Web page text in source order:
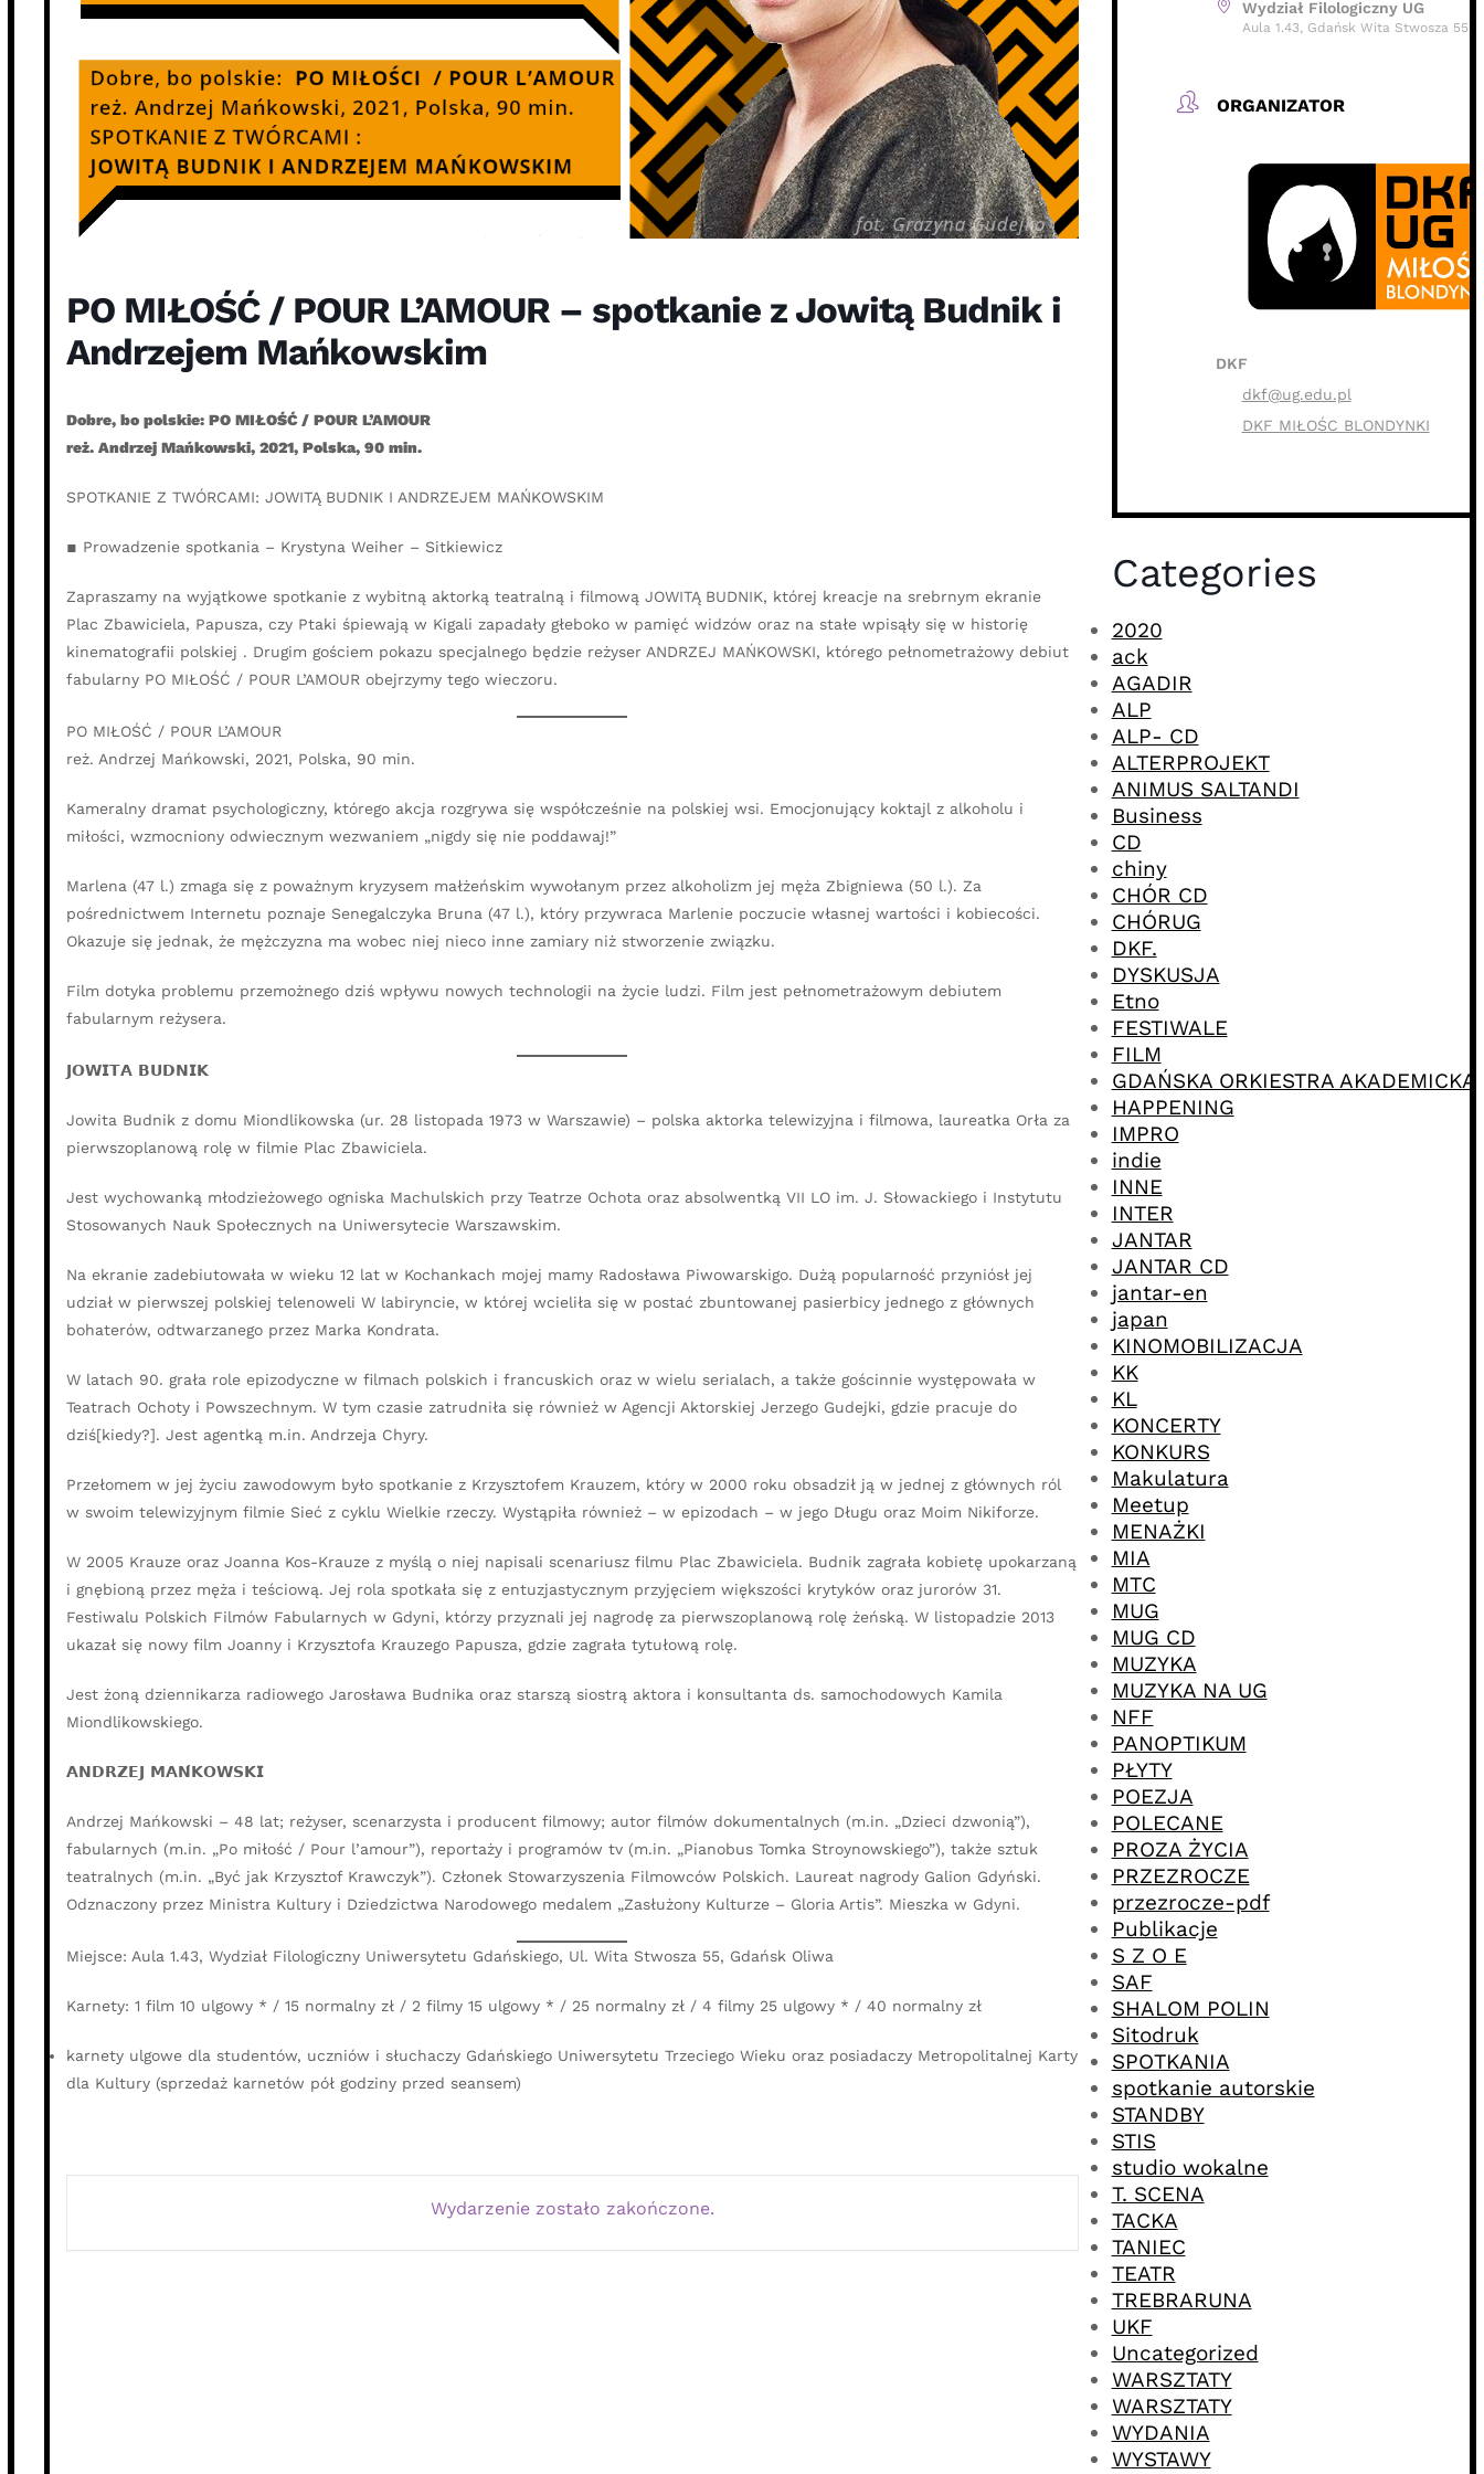
PO MIŁOŚĆ / POUR L’AMOUR – spotkanie z Jowitą Budnik i
Andrzejem Mańkowskim
Dobre, bo polskie: PO MIŁOŚĆ / POUR L’AMOUR
reż. Andrzej Mańkowski, 2021, Polska, 90 min.
SPOTKANIE Z TWÓRCAMI: JOWITĄ BUDNIK I ANDRZEJEM MAŃKOWSKIM
▪ Prowadzenie spotkania – Krystyna Weiher – Sitkiewicz
Zapraszamy na wyjątkowe spotkanie z wybitną aktorką teatralną i filmową JOWITĄ BUDNIK, której kreacje na srebrnym ekranie
Plac Zbawiciela, Papusza, czy Ptaki śpiewają w Kigali zapadały głeboko w pamięć widzów oraz na stałe wpisąły się w historię
kinematografii polskiej . Drugim gościem pokazu specjalnego będzie reżyser ANDRZEJ MAŃKOWSKI, którego pełnometrażowy debiut
fabularny PO MIŁOŚĆ / POUR L’AMOUR obejrzymy tego wieczoru.
PO MIŁOŚĆ / POUR L’AMOUR
reż. Andrzej Mańkowski, 2021, Polska, 90 min.
Kameralny dramat psychologiczny, którego akcja rozgrywa się współcześnie na polskiej wsi. Emocjonujący koktajl z alkoholu i
miłości, wzmocniony odwiecznym wezwaniem „nigdy się nie poddawaj!”
Marlena (47 l.) zmaga się z poważnym kryzysem małżeńskim wywołanym przez alkoholizm jej męża Zbigniewa (50 l.). Za
pośrednictwem Internetu poznaje Senegalczyka Bruna (47 l.), który przywraca Marlenie poczucie własnej wartości i kobiecości.
Okazuje się jednak, że mężczyzna ma wobec niej nieco inne zamiary niż stworzenie związku.
Film dotyka problemu przemożnego dziś wpływu nowych technologii na życie ludzi. Film jest pełnometrażowym debiutem
fabularnym reżysera.
𝗝𝗢𝗪𝗜𝗧𝗔 𝗕𝗨𝗗𝗡𝗜𝗞
Jowita Budnik z domu Miondlikowska (ur. 28 listopada 1973 w Warszawie) – polska aktorka telewizyjna i filmowa, laureatka Orła za
pierwszoplanową rolę w filmie Plac Zbawiciela.
Jest wychowanką młodzieżowego ogniska Machulskich przy Teatrze Ochota oraz absolwentką VII LO im. J. Słowackiego i Instytutu
Stosowanych Nauk Społecznych na Uniwersytecie Warszawskim.
Na ekranie zadebiutowała w wieku 12 lat w Kochankach mojej mamy Radosława Piwowarskigo. Dużą popularność przyniósł jej
udział w pierwszej polskiej telenoweli W labiryncie, w której wcieliła się w postać zbuntowanej pasierbicy jednego z głównych
bohaterów, odtwarzanego przez Marka Kondrata.
W latach 90. grała role epizodyczne w filmach polskich i francuskich oraz w wielu serialach, a także gościnnie występowała w
Teatrach Ochoty i Powszechnym. W tym czasie zatrudniła się również w Agencji Aktorskiej Jerzego Gudejki, gdzie pracuje do
dziś[kiedy?]. Jest agentką m.in. Andrzeja Chyry.
Przełomem w jej życiu zawodowym było spotkanie z Krzysztofem Krauzem, który w 2000 roku obsadził ją w jednej z głównych ról
w swoim telewizyjnym filmie Sieć z cyklu Wielkie rzeczy. Wystąpiła również – w epizodach – w jego Długu oraz Moim Nikiforze.
W 2005 Krauze oraz Joanna Kos-Krauze z myślą o niej napisali scenariusz filmu Plac Zbawiciela. Budnik zagrała kobietę upokarzaną
i gnębioną przez męża i teściową. Jej rola spotkała się z entuzjastycznym przyjęciem większości krytyków oraz jurorów 31.
Festiwalu Polskich Filmów Fabularnych w Gdyni, którzy przyznali jej nagrodę za pierwszoplanową rolę żeńską. W listopadzie 2013
ukazał się nowy film Joanny i Krzysztofa Krauzego Papusza, gdzie zagrała tytułową rolę.
Jest żoną dziennikarza radiowego Jarosława Budnika oraz starszą siostrą aktora i konsultanta ds. samochodowych Kamila
Miondlikowskiego.
𝗔𝗡𝗗𝗥𝗭𝗘𝗝 𝗠𝗔𝗡́𝗞𝗢𝗪𝗦𝗞𝗜
Andrzej Mańkowski – 48 lat; reżyser, scenarzysta i producent filmowy; autor filmów dokumentalnych (m.in. „Dzieci dzwonią”),
fabularnych (m.in. „Po miłość / Pour l’amour”), reportaży i programów tv (m.in. „Pianobus Tomka Stroynowskiego”), także sztuk
teatralnych (m.in. „Być jak Krzysztof Krawczyk”). Członek Stowarzyszenia Filmowców Polskich. Laureat nagrody Galion Gdyński.
Odznaczony przez Ministra Kultury i Dziedzictwa Narodowego medalem „Zasłużony Kulturze – Gloria Artis”. Mieszka w Gdyni.
Miejsce: Aula 1.43, Wydział Filologiczny Uniwersytetu Gdańskiego, Ul. Wita Stwosza 55, Gdańsk Oliwa
Karnety: 1 film 10 ulgowy * / 15 normalny zł / 2 filmy 15 ulgowy * / 25 normalny zł / 4 filmy 25 ulgowy * / 40 normalny zł
karnety ulgowe dla studentów, uczniów i słuchaczy Gdańskiego Uniwersytetu Trzeciego Wieku oraz posiadaczy Metropolitalnej Karty
dla Kultury (sprzedaż karnetów pół godziny przed seansem)
Wydarzenie zostało zakończone.
Wydział Filologiczny UG
Aula 1.43, Gdańsk Wita Stwosza 55
ORGANIZATOR
DKF
dkf@ug.edu.pl
DKF MIŁOŚC BLONDYNKI
Categories
2020
ack
AGADIR
ALP
ALP- CD
ALTERPROJEKT
ANIMUS SALTANDI
Business
CD
chiny
CHÓR CD
CHÓRUG
DKF.
DYSKUSJA
Etno
FESTIWALE
FILM
GDAŃSKA ORKIESTRA AKADEMICKA
HAPPENING
IMPRO
indie
INNE
INTER
JANTAR
JANTAR CD
jantar-en
japan
KINOMOBILIZACJA
KK
KL
KONCERTY
KONKURS
Makulatura
Meetup
MENAŻKI
MIA
MTC
MUG
MUG CD
MUZYKA
MUZYKA NA UG
NFF
PANOPTIKUM
PŁYTY
POEZJA
POLECANE
PROZA ŻYCIA
PRZEZROCZE
przezrocze-pdf
Publikacje
S Z O E
SAF
SHALOM POLIN
Sitodruk
SPOTKANIA
spotkanie autorskie
STANDBY
STIS
studio wokalne
T. SCENA
TACKA
TANIEC
TEATR
TREBRARUNA
UKF
Uncategorized
WARSZTATY
WARSZTATY
WYDANIA
WYSTAWY